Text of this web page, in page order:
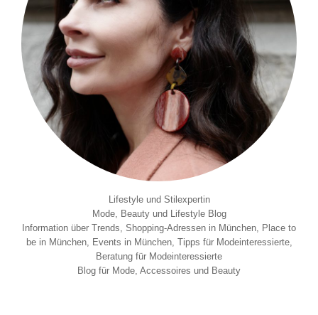
Lifestyle und Stilexpertin
Mode, Beauty und Lifestyle Blog
Information über Trends, Shopping-Adressen in München, Place to
be in München, Events in München, Tipps für Modeinteressierte,
Beratung für Modeinteressierte
Blog für Mode, Accessoires und Beauty